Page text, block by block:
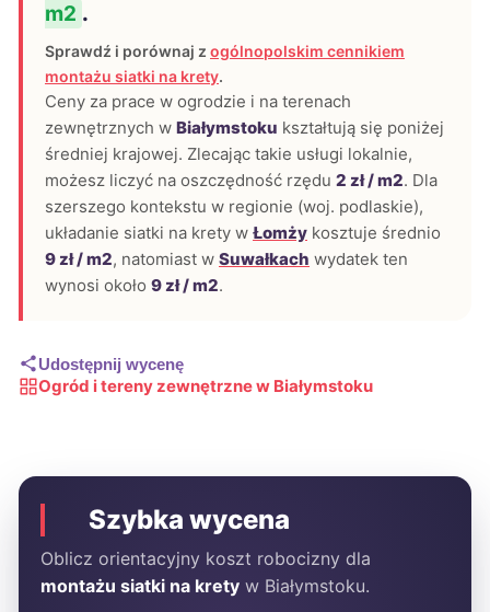
m2 .
Sprawdź i porównaj z ogólnopolskim cennikiem
montażu siatki na krety.
Ceny za prace w ogrodzie i na terenach
zewnętrznych w Białymstoku kształtują się poniżej
średniej krajowej. Zlecając takie usługi lokalnie,
możesz liczyć na oszczędność rzędu 2 zł / m2. Dla
szerszego kontekstu w regionie (woj. podlaskie),
układanie siatki na krety w Łomży kosztuje średnio
9 zł / m2, natomiast w Suwałkach wydatek ten
wynosi około 9 zł / m2.
Udostępnij wycenę
Ogród i tereny zewnętrzne w Białymstoku
Szybka wycena
Oblicz orientacyjny koszt robocizny dla
montażu siatki na krety w Białymstoku.